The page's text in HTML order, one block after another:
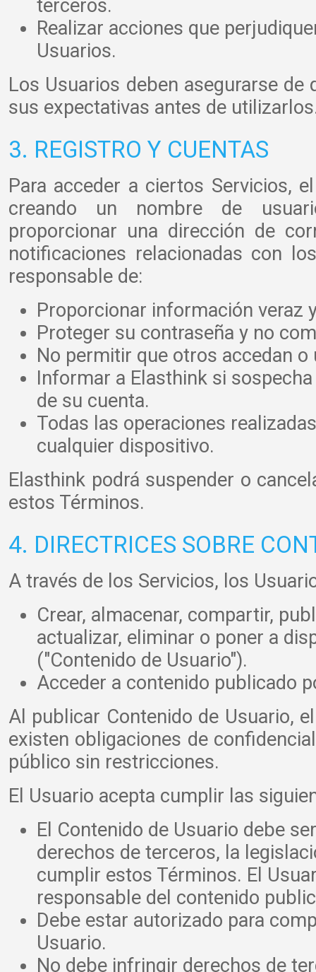
terceros.
Realizar acciones que
Usuarios.
Los Usuarios deben asegurarse
sus expectativas antes de
3. REGISTRO Y CUENTAS
Para acceder a ciertos Servicios,
creando un nombre de
proporcionar una dirección de
notificaciones relacionadas con
responsable de:
Proporcionar información veraz
Proteger su contraseña y no
No permitir que otros accedan
Informar a Elasthink si
de su cuenta.
Todas las operaciones
cualquier dispositivo.
Elasthink podrá suspender o
estos Términos.
4. DIRECTRICES SOBRE
A través de los Servicios, los
Crear, almacenar, compartir,
actualizar, eliminar o poner a
("Contenido de Usuario").
Acceder a contenido publicado
Al publicar Contenido de Usuario,
existen obligaciones de
público sin restricciones.
El Usuario acepta cumplir las
El Contenido de Usuario debe
derechos de terceros, la
cumplir estos Términos. El
responsable del contenido
Debe estar autorizado para
Usuario.
No debe infringir derechos de